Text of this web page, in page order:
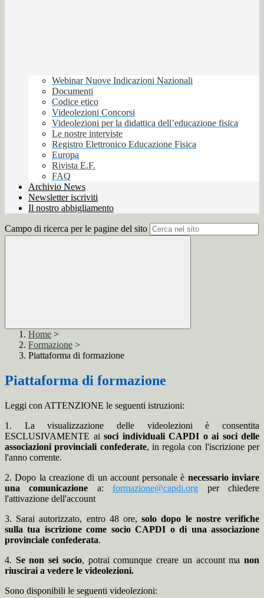
Webinar Nuove Indicazioni Nazionali
Documenti
Codice etico
Videolezioni Concorsi
Videolezioni per la didattica dell’educazione fisica
Le nostre interviste
Registro Elettronico Educazione Fisica
Europa
Rivista E.F.
FAQ
Archivio News
Newsletter iscriviti
Il nostro abbigliamento
Campo di ricerca per le pagine del sito
Home >
Formazione >
Piattaforma di formazione
Piattaforma di formazione
Leggi con ATTENZIONE le seguenti istruzioni:
1. La visualizzazione delle videolezioni è consentita
ESCLUSIVAMENTE ai soci individuali CAPDI o ai soci delle
associazioni provinciali confederate, in regola con l'iscrizione per
l'anno corrente.
2. Dopo la creazione di un account personale è necessario inviare
una comunicazione a:formazione@capdi.org per chiedere
l'attivazione dell'account
3. Sarai autorizzato, entro 48 ore,solo dopo le nostre verifiche
sulla tua iscrizione come socio CAPDI o di una associazione
provinciale confederata.
4. Se non sei socio, potrai comunque creare un account manon
riuscirai a vedere le videolezioni.
Sono disponibili le seguenti videolezioni: